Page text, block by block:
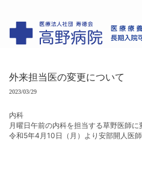
外来担当医の変更について
2023/03/29
内科
月曜日午前の内科を担当する草野医師に
令和5年4月10日（月）より安部開人医師